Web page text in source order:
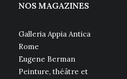
NOS MAGAZINES
Galleria Appia Antica
Rome
Eugene Berman
Peinture, théâtre et